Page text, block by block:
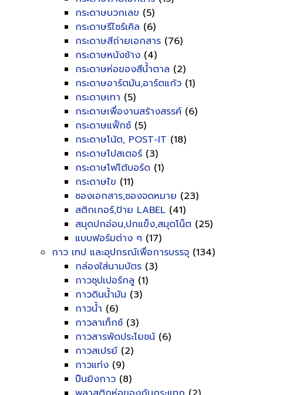
กระดาษบวกเลข (5)
กระดาษรีไซร์เคิล (6)
กระดาษสีถ่ายเอกสาร (76)
กระดาษหนังช้าง (4)
กระดาษห่อของสีน้ำตาล (2)
กระดาษอาร์ตมัน,อาร์ตแก้ว (1)
กระดาษเทา (5)
กระดาษเพื่องานสร้างสรรค์ (6)
กระดาษแฟ็กซ์ (5)
กระดาษโน้ต, POST-IT (18)
กระดาษโปสเตอร์ (3)
กระดาษโฟโต้บอร์ด (1)
กระดาษไข (11)
ซองเอกสาร,ซองจดหมาย (23)
สติกเกอร์,ป้าย LABEL (41)
สมุดปกอ่อน,ปกแข็ง,สมุดโน็ต (25)
แบบฟอร์มต่าง ๆ (17)
กาว เทป และอุปกรณ์เพื่อการบรรจุ (134)
กล่องใส่นามบัตร (3)
กาวซุปเปอร์กลู (1)
กาวดินน้ำมัน (3)
กาวน้ำ (6)
กาวลาเท็กซ์ (3)
กาวสารพัดประโยชน์ (6)
กาวสเปรย์ (2)
กาวแท่ง (9)
ปืนยิงกาว (8)